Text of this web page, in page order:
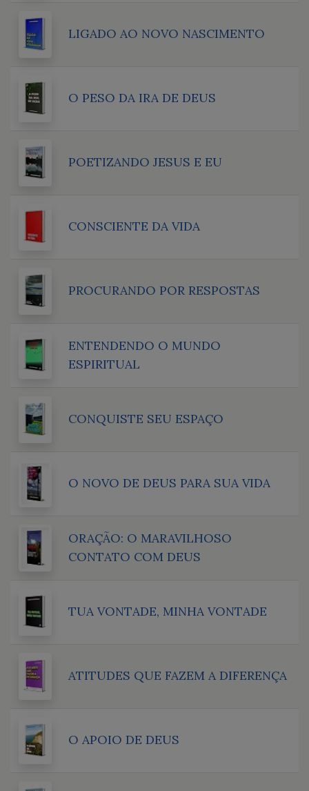
LIGADO AO NOVO NASCIMENTO
O PESO DA IRA DE DEUS
POETIZANDO JESUS E EU
CONSCIENTE DA VIDA
PROCURANDO POR RESPOSTAS
ENTENDENDO O MUNDO
ESPIRITUAL
CONQUISTE SEU ESPAÇO
O NOVO DE DEUS PARA SUA VIDA
ORAÇÃO: O MARAVILHOSO
CONTATO COM DEUS
TUA VONTADE, MINHA VONTADE
ATITUDES QUE FAZEM A DIFERENÇA
O APOIO DE DEUS